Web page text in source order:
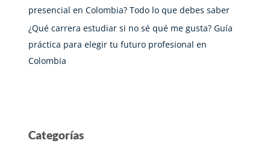
presencial en Colombia? Todo lo que debes saber
¿Qué carrera estudiar si no sé qué me gusta? Guía
práctica para elegir tu futuro profesional en
Colombia
Categorías